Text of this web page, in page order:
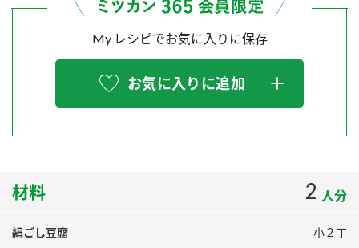
炊き込みご飯の素 米飯用調味液
Fibee
三ツ判山吹
スペシャルサイト
お酢を知ろう！
すしラボ
納豆の豆知識
MIM（ミツカンミュージアム）
販売終了製品のご案内
よくあるご質問
ミツカン公式通販
My レシピでお気に入りに保存
お気に入りに追加
材料 2 人分
絹ごし豆腐 小２丁